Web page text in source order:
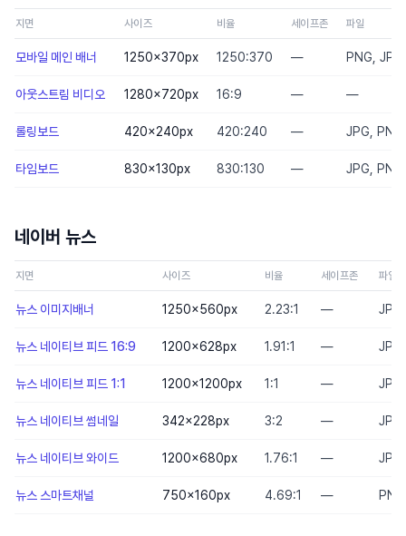
지면 사이즈 비율 세이프존 파일
모바일 메인 배너 1250×370px 1250:370 — PNG, JPG
아웃스트림 비디오 1280×720px 16:9 — —
롤링보드 420×240px 420:240 — JPG,
타임보드 830×130px 830:130 — JPG,
네이버 뉴스
지면 사이즈 비율 세이프존 파일
뉴스 이미지배너 1250×560px 2.23:1 —
뉴스 네이티브 피드 16:9 1200×628px 1.91:1 —
뉴스 네이티브 피드 1:1 1200×1200px 1:1 —
뉴스 네이티브 썸네일 342×228px 3:2 —
뉴스 네이티브 와이드 1200×680px 1.76:1 —
뉴스 스마트채널 750×160px 4.69:1 — PNG